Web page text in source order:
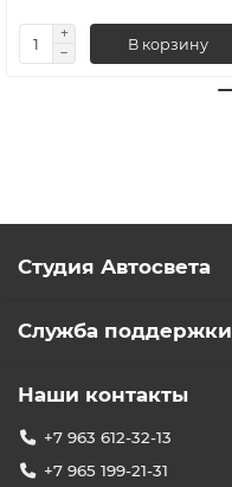
В корзину
Студия Автосвета
Служба поддержки
Наши контакты
+7 963 612-32-13
+7 965 199-21-31